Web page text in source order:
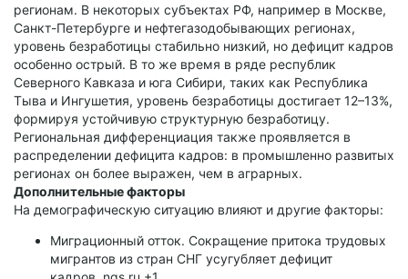
регионам. В некоторых субъектах РФ, например в Москве,
Санкт-Петербурге и нефтегазодобывающих регионах,
уровень безработицы стабильно низкий, но дефицит кадров
особенно острый. В то же время в ряде республик
Северного Кавказа и юга Сибири, таких как Республика
Тыва и Ингушетия, уровень безработицы достигает 12–13%,
формируя устойчивую структурную безработицу.
Региональная дифференциация также проявляется в
распределении дефицита кадров: в промышленно развитых
регионах он более выражен, чем в аграрных.
Дополнительные факторы
На демографическую ситуацию влияют и другие факторы:
Миграционный отток. Сокращение притока трудовых
мигрантов из стран СНГ усугубляет дефицит